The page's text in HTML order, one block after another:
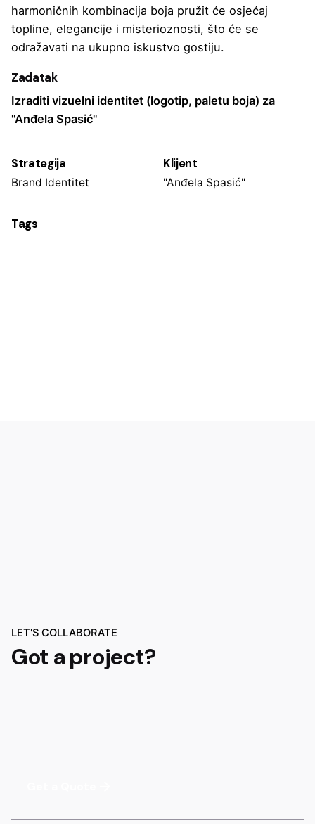
harmoničnih kombinacija boja pružit će osjećaj
topline, elegancije i misterioznosti, što će se
odražavati na ukupno iskustvo gostiju.
Zadatak
Izraditi vizuelni identitet (logotip, paletu boja) za
"Anđela Spasić"
Strategija
Brand Identitet
Klijent
"Anđela Spasić"
Tags
LET'S COLLABORATE
Got a project?